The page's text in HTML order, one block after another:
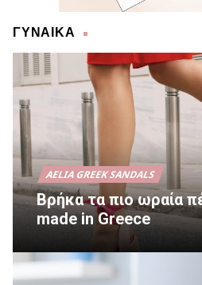
ΓΥΝΑΙΚΑ
AELIA GREEK SANDALS
Βρήκα τα πιο ωραία
made in Greece